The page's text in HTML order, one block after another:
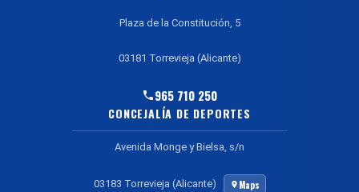
Plaza de la Constitución, 5
03181 Torrevieja (Alicante)
965 710 250
CONCEJALÍA DE DEPORTES
Avenida Monge y Bielsa, s/n
03183 Torrevieja (Alicante) Maps